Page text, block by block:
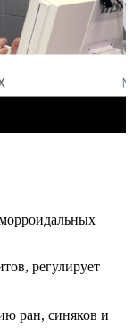
регулирует
ран, синяков и